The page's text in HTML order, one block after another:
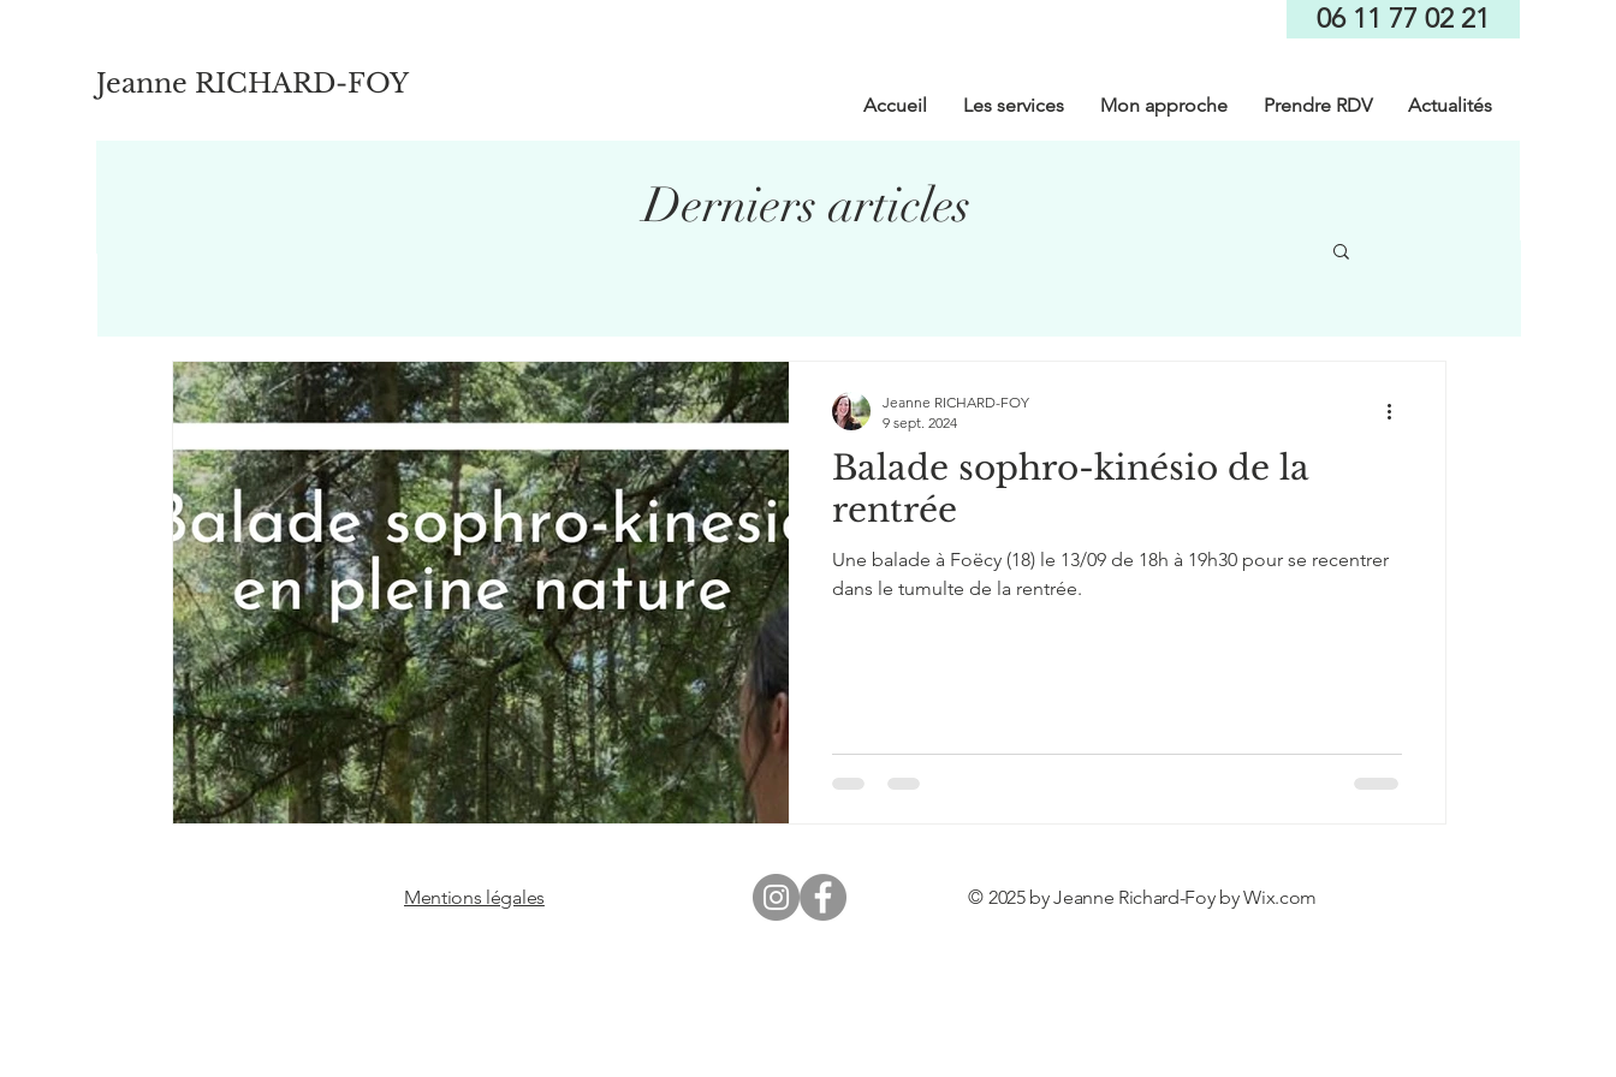
Jeanne RICHARD-FOY
06 11 77 02 21
Accueil Les services Mon approche Prendre RDV Actualités
Derniers articles
Balade sophro-kinésio de la
rentrée
Une balade à Foëcy (18) le 13/09 de 18h à 19h30 pour se recentrer
dans le tumulte de la rentrée.
Jeanne RICHARD-FOY
9 sept. 2024
Mentions légales © 2025 by Jeanne Richard-Foy byWix.com